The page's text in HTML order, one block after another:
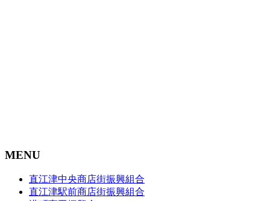
MENU
直江津中央商店街振興組合
直江津駅前商店街振興組合